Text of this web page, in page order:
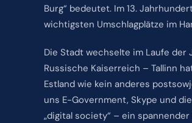
Burg“ bedeutet. Im 13.
wichtigsten Umschlagplätze im
Die Stadt wechselte im Laufe
Russische Kaiserreich – Tallinn
Estland wie kein anderes
uns E-Government, Skype und
„digital society“ – ein